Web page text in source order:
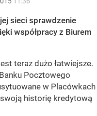
sieci sprawdzenie
współpracy z Biurem
teraz dużo łatwiejsze.
Pocztowego
w Placówkach
historię kredytową